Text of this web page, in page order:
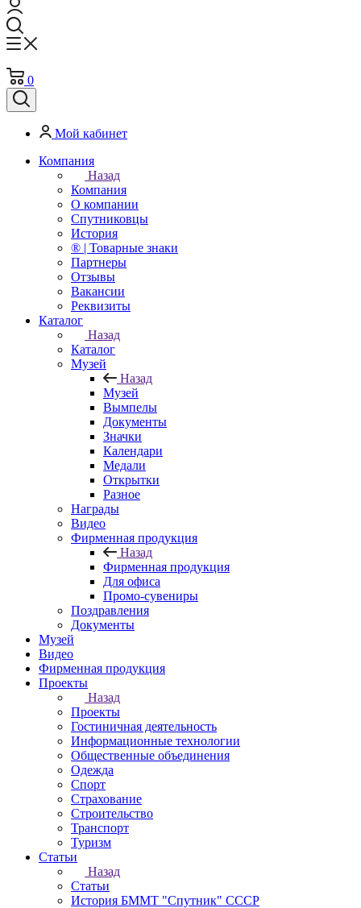
0
Мой кабинет
Компания
Назад
Компания
О компании
Спутниковцы
История
® | Товарные знаки
Партнеры
Отзывы
Вакансии
Реквизиты
Каталог
Назад
Каталог
Музей
Назад
Музей
Вымпелы
Документы
Значки
Календари
Медали
Открытки
Разное
Награды
Видео
Фирменная продукция
Назад
Фирменная продукция
Для офиса
Промо-сувениры
Поздравления
Документы
Музей
Видео
Фирменная продукция
Проекты
Назад
Проекты
Гостиничная деятельность
Информационные технологии
Общественные объединения
Одежда
Спорт
Страхование
Строительство
Транспорт
Туризм
Статьи
Назад
Статьи
История БММТ "Спутник" СССР